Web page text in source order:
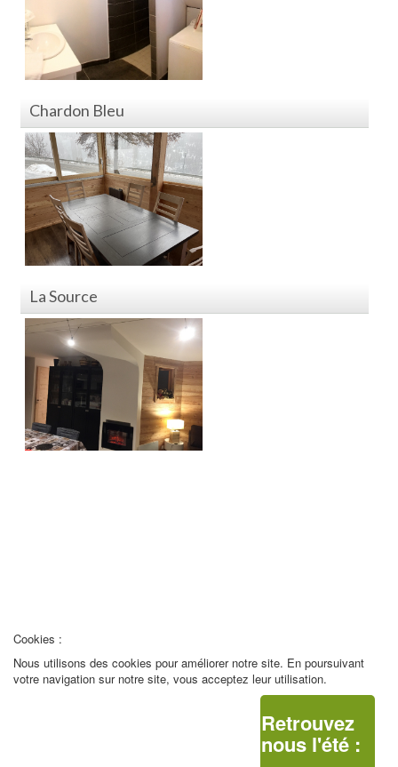
Chardon Bleu
La Source
Cookies :
Nous utilisons des cookies pour améliorer notre site. En poursuivant
votre navigation sur notre site, vous acceptez leur utilisation.
Retrouvez
nous l'été :